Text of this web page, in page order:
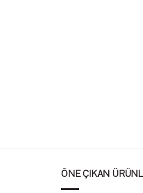
ÖNE ÇIKAN